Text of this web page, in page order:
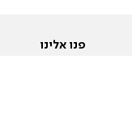
פנו אלינו